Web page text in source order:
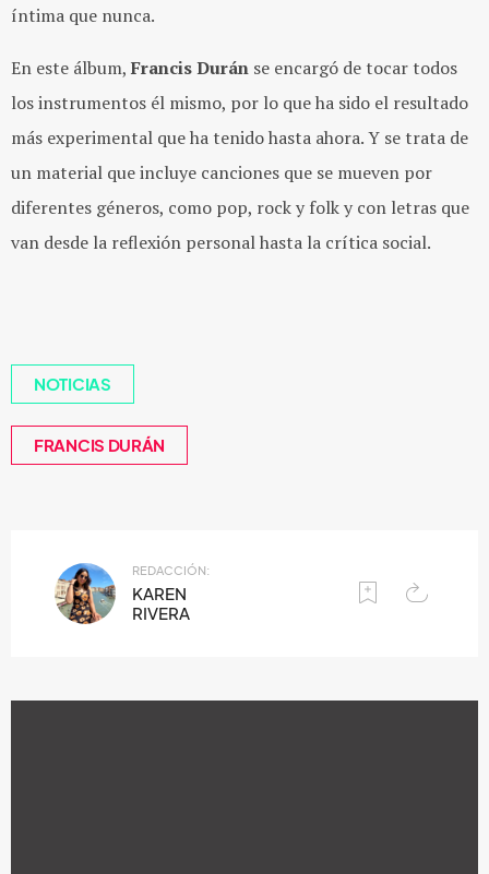
íntima que nunca.
En este álbum, Francis Durán se encargó de tocar todos
los instrumentos él mismo, por lo que ha sido el resultado
más experimental que ha tenido hasta ahora. Y se trata de
un material que incluye canciones que se mueven por
diferentes géneros, como pop, rock y folk y con letras que
van desde la reflexión personal hasta la crítica social.
NOTICIAS
FRANCIS DURÁN
REDACCIÓN:
KAREN
RIVERA